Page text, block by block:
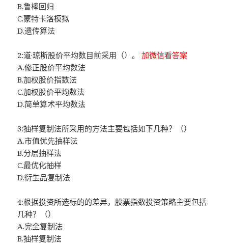
B.鲁棒回归
C.蒙特卡洛模拟
D.遗传算法
2:道·琼斯股价平均数目前采用（）。加微信看答案
A.修正股价平均数法
B.加权股价指数法
C.加权股价平均数法
D.简单算术平均数法
3:抽样复制法所采用的方法主要包括如下几种？（）
A.市值优先抽样法
B.分层抽样法
C.最优化抽样
D.衍生品复制法
4:根据投资所选标的的差异，股票指数投资策略主要包括
几种？（）
A.完全复制法
B.抽样复制法